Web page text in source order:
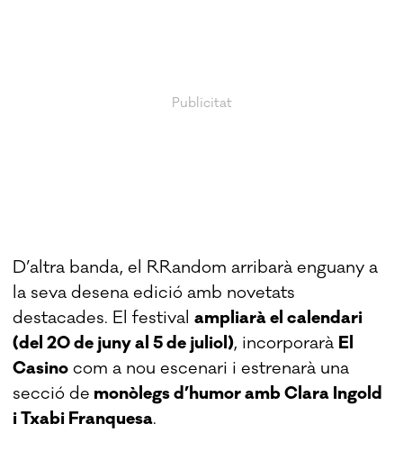
D’altra banda, el RRandom arribarà enguany a
la seva desena edició amb novetats
destacades. El festivalampliarà el calendari
(del 20 de juny al 5 de juliol), incorporarà El
Casino com a nou escenari i estrenarà una
secció de monòlegs d’humor amb Clara Ingold
i Txabi Franquesa.